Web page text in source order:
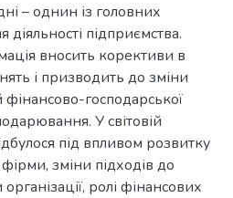
– однин із головних
підприємства.
вносить корективи в
і призводить до зміни
фінансово-господарської
У світовій
під впливом розвитку
зміни підходів до
ролі фінансових